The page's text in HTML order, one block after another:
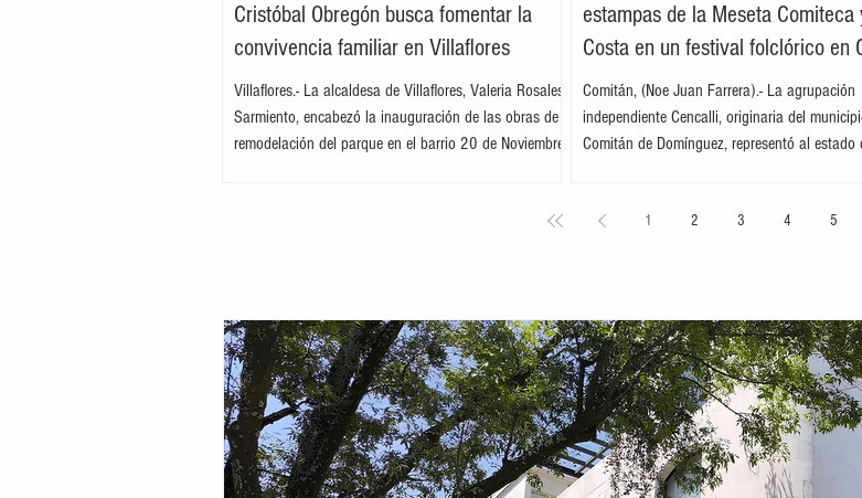
Cristóbal Obregón busca fomentar la
convivencia familiar en Villaflores
Villaflores.- La alcaldesa de Villaflores, Valeria Rosales
Sarmiento, encabezó la inauguración de las obras de
remodelación del parque en el barrio 20 de Noviembre,
Sarmiento Tovilla, así como por autoridades locales y
recreaci
estampas de la Meseta Comiteca
Costa en un festival folclórico en
Comitán, (Noe Juan Farrera).- La agrupación
independiente Cencalli, originaria del
Comitán de Domínguez, representó al estado
Puebla. La compañía de danza, integrada
encuentro que reunió a m
1 2 3 4 5